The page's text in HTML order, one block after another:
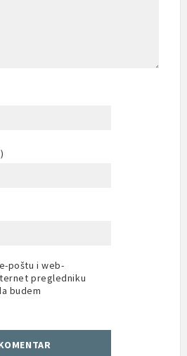
poštu i web-
pregledniku
budem